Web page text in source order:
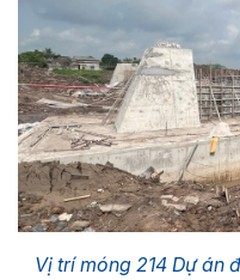
Vị trí móng 214 Dự án